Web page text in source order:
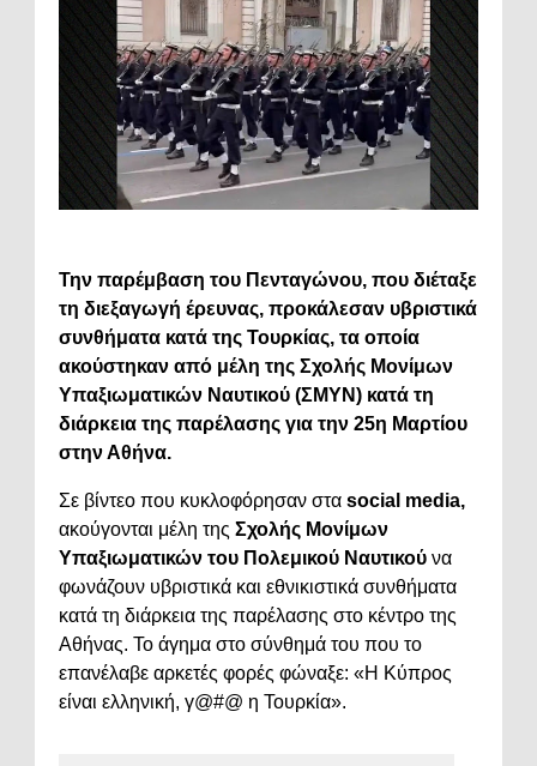
Την παρέμβαση του Πενταγώνου, που διέταξε
τη διεξαγωγή έρευνας, προκάλεσαν υβριστικά
συνθήματα κατά της Τουρκίας, τα οποία
ακούστηκαν από μέλη της Σχολής Μονίμων
Υπαξιωματικών Ναυτικού (ΣΜΥΝ) κατά τη
διάρκεια της παρέλασης για την 25η Μαρτίου
στην Αθήνα.
Σε βίντεο που κυκλοφόρησαν στα social media,
ακούγονται μέλη της Σχολής Μονίμων
Υπαξιωματικών του Πολεμικού Ναυτικού να
φωνάζουν υβριστικά και εθνικιστικά συνθήματα
κατά τη διάρκεια της παρέλασης στο κέντρο της
Αθήνας. Το άγημα στο σύνθημά του που το
επανέλαβε αρκετές φορές φώναξε: «Η Κύπρος
είναι ελληνική, γ@#@ η Τουρκία».